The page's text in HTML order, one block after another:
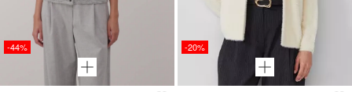
-44% -20%